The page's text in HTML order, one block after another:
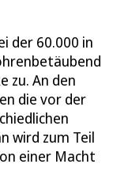
der 60.000 in
zu. An den
die vor der
wird zum Teil
einer Macht